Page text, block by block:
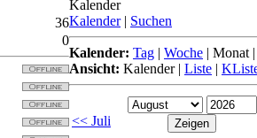
36
0
Kalender
Kalender | Suchen
Kalender: Tag | Woche | Monat
Ansicht: Kalender| Liste |
<< Juli